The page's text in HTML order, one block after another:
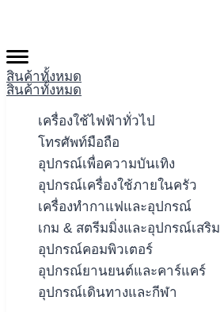
สินค้าทั้งหมด
สินค้าทั้งหมด
เครื่องใช้ไฟฟ้าทั่วไป
โทรศัพท์มือถือ
อุปกรณ์เพื่อความบันเทิง
อุปกรณ์เครื่องใช้ภายในครัว
เครื่องทำกาแฟและอุปกรณ์
เกม & สตรีมมิ่งและอุปกรณ์เสริม
อุปกรณ์คอมพิวเตอร์
อุปกรณ์ยานยนต์และคาร์แคร์
อุปกรณ์เดินทางและกีฬา